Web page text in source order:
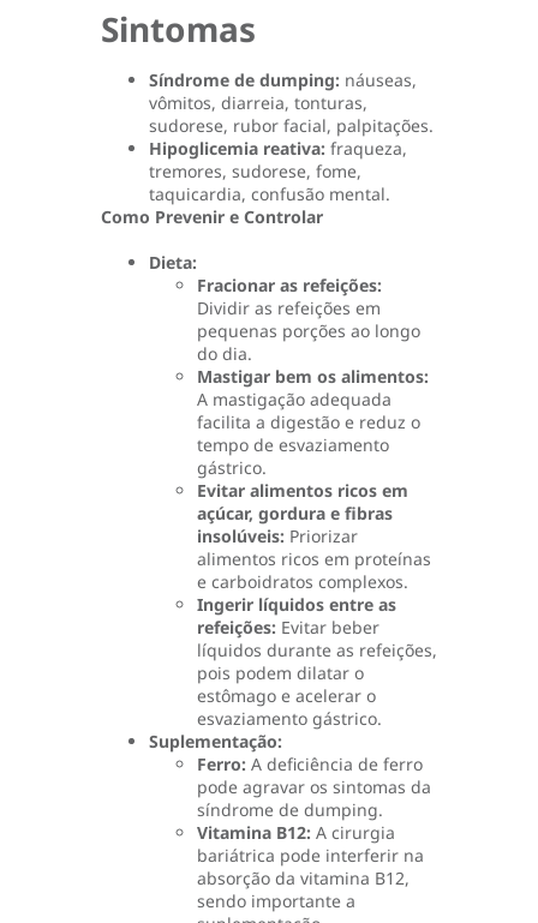
Sintomas
Síndrome de dumping: náuseas,
vômitos, diarreia, tonturas,
sudorese, rubor facial, palpitações.
Hipoglicemia reativa: fraqueza,
tremores, sudorese, fome,
taquicardia, confusão mental.
Como Prevenir e Controlar
Dieta:
Fracionar as refeições:
Dividir as refeições em
pequenas porções ao longo
do dia.
Mastigar bem os alimentos:
A mastigação adequada
facilita a digestão e reduz o
tempo de esvaziamento
gástrico.
Evitar alimentos ricos em
açúcar, gordura e fibras
insolúveis: Priorizar
alimentos ricos em proteínas
e carboidratos complexos.
Ingerir líquidos entre as
refeições: Evitar beber
líquidos durante as refeições,
pois podem dilatar o
estômago e acelerar o
esvaziamento gástrico.
Suplementação:
Ferro: A deficiência de ferro
pode agravar os sintomas da
síndrome de dumping.
Vitamina B12: A cirurgia
bariátrica pode interferir na
absorção da vitamina B12,
sendo importante a